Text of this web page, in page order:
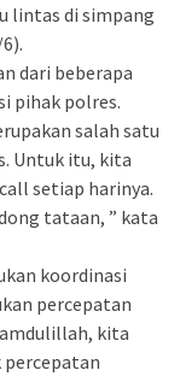
lintas di simpang
dari beberapa
pihak polres.
salah satu
Untuk itu, kita
setiap harinya.
tataan, ” kata
koordinasi
percepatan
kita